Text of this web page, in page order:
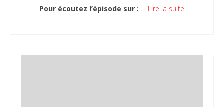
Pour écoutez l’épisode sur : … Lire la suite